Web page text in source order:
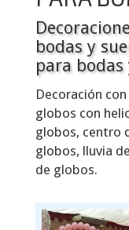
bodas y
para bodas
Decoración
globos con
globos, centro
globos, lluvia
de globos.